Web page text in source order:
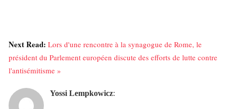
Next Read: Lors d'une rencontre à la synagogue de Rome, le
président du Parlement européen discute des efforts de lutte contre
l'antisémitisme »
Yossi Lempkowicz: